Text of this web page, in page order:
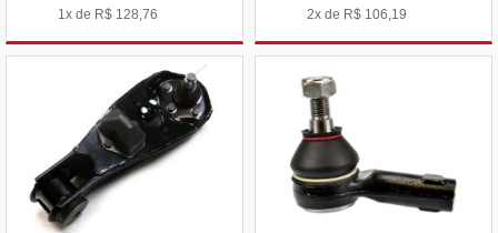
1x de R$ 128,76 2x de R$ 106,19